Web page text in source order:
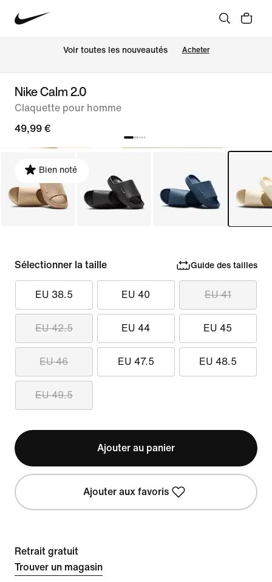
Voir toutes les nouveautés Acheter
Nike Calm 2.0
Claquette pour homme
49,99 €
Bien noté
Sélectionner la taille Guide des tailles
EU 38.5 EU 40 EU 41
EU 42.5 EU 44 EU 45
EU 46 EU 47.5 EU 48.5
EU 49.5
Ajouter au panier
Ajouter aux favoris
Retrait gratuit
Trouver un magasin